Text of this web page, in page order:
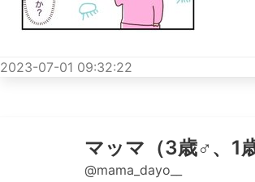
2023-07-01 09:32:22
マッマ（3歳♂、1
@mama_dayo__